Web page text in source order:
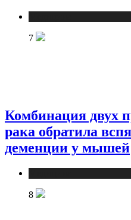
7
Комбинация двух
рака обратила
деменции у мышей
8